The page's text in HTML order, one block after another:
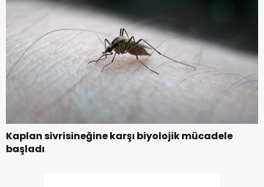
Kaplan sivrisineğine karşı biyolojik mücadele
başladı